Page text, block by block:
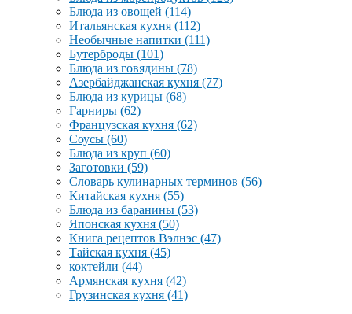
Блюда из овощей (114)
Итальянская кухня (112)
Необычные напитки (111)
Бутерброды (101)
Блюда из говядины (78)
Азербайджанская кухня (77)
Блюда из курицы (68)
Гарниры (62)
Французская кухня (62)
Соусы (60)
Блюда из круп (60)
Заготовки (59)
Словарь кулинарных терминов (56)
Китайская кухня (55)
Блюда из баранины (53)
Японская кухня (50)
Книга рецептов Вэлнэс (47)
Тайская кухня (45)
коктейли (44)
Армянская кухня (42)
Грузинская кухня (41)